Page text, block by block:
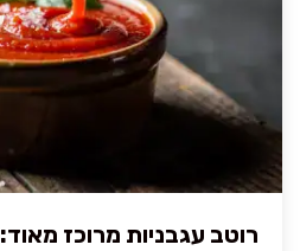
רוטב עגבניות מרוכז